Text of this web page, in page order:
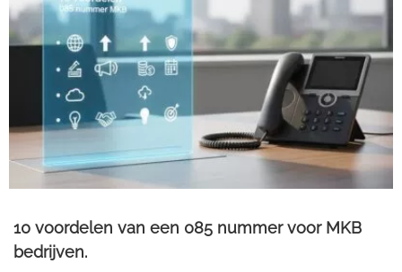
10 voordelen van een 085 nummer voor MKB
bedrijven.